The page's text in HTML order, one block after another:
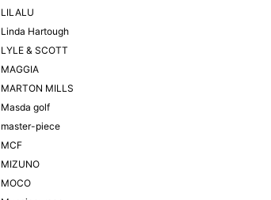
LILALU
Linda Hartough
LYLE & SCOTT
MAGGIA
MARTON MILLS
Masda golf
master-piece
MCF
MIZUNO
MOCO